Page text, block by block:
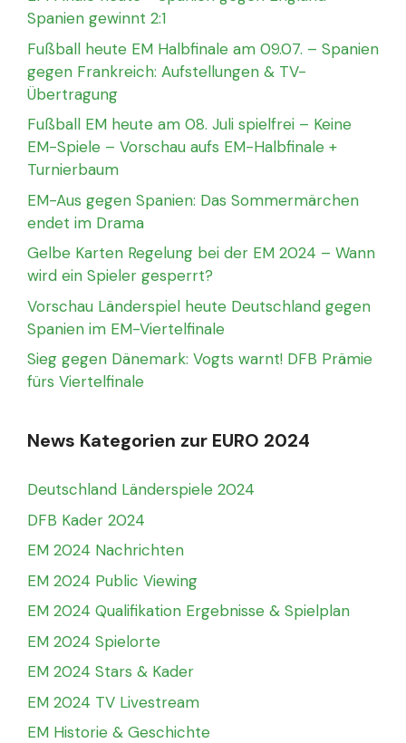
Spanien gewinnt 2:1
Fußball heute EM Halbfinale am 09.07. – Spanien
gegen Frankreich: Aufstellungen & TV-
Übertragung
Fußball EM heute am 08. Juli spielfrei – Keine
EM-Spiele – Vorschau aufs EM-Halbfinale +
Turnierbaum
EM-Aus gegen Spanien: Das Sommermärchen
endet im Drama
Gelbe Karten Regelung bei der EM 2024 – Wann
wird ein Spieler gesperrt?
Vorschau Länderspiel heute Deutschland gegen
Spanien im EM-Viertelfinale
Sieg gegen Dänemark: Vogts warnt! DFB Prämie
fürs Viertelfinale
News Kategorien zur EURO 2024
Deutschland Länderspiele 2024
DFB Kader 2024
EM 2024 Nachrichten
EM 2024 Public Viewing
EM 2024 Qualifikation Ergebnisse & Spielplan
EM 2024 Spielorte
EM 2024 Stars & Kader
EM 2024 TV Livestream
EM Historie & Geschichte